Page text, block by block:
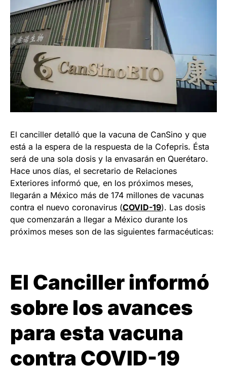
El canciller detalló que la vacuna de CanSino y que
está a la espera de la respuesta de la Cofepris. Ésta
será de una sola dosis y la envasarán en Querétaro.
Hace unos días, el secretario de Relaciones
Exteriores informó que, en los próximos meses,
llegarán a México más de 174 millones de vacunas
contra el nuevo coronavirus (COVID-19). Las dosis
que comenzarán a llegar a México durante los
próximos meses son de las siguientes farmacéuticas:
El Canciller informó
sobre los avances
para esta vacuna
contra COVID-19